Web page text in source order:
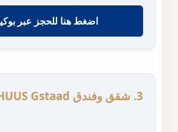
اضغط هنا للحجز عبر
3. شقق وفندق HUUS Gstaad